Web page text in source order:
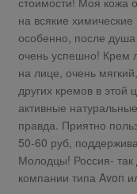
на всякие
особенно, после
очень успешно! Крем
на лице, очень
других кремов в этой
активные
правда. Приятно
50-60 руб,
Молодцы! Россия- так
компании типа Avon